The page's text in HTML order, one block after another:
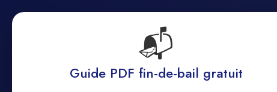
Prestations
2500 · JURA BERNOIS
📬
Guide PDF fin-de-bail gratuit